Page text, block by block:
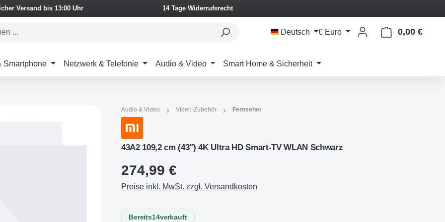
Versand bis 13:00 Uhr 14 Tage Widerrufsrecht
Deutsch € Euro 0,00 €
Smartphone Netzwerk & Telefonie Audio & Video Smart Home & Sicherheit
Audio & Video Video-Zubehör Fernseher
43A2 109,2 cm (43") 4K Ultra HD Smart-TV WLAN Schwarz
274,99 €
Preise inkl. MwSt. zzgl. Versandkosten
Bereits14verkauft